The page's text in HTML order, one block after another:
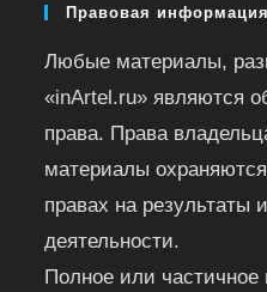
Правовая информация
Любые материалы,
«inArtel.ru» являются
права. Права
материалы
правах на результаты
деятельности.
Полное или частичное